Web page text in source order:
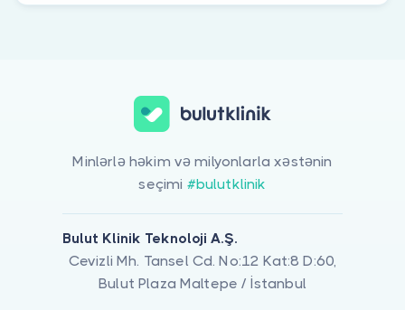
Minlərlə həkim və milyonlarla xəstənin
seçimi #bulutklinik
Bulut Klinik Teknoloji A.Ş.
Cevizli Mh. Tansel Cd. No:12 Kat:8 D:60,
Bulut Plaza Maltepe / İstanbul